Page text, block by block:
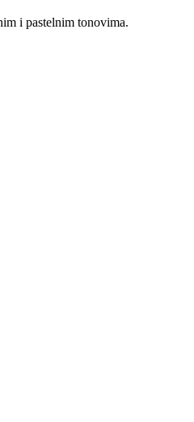
i pastelnim tonovima.